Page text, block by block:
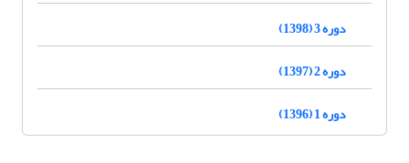
دوره 3 (1398)
دوره 2 (1397)
دوره 1 (1396)